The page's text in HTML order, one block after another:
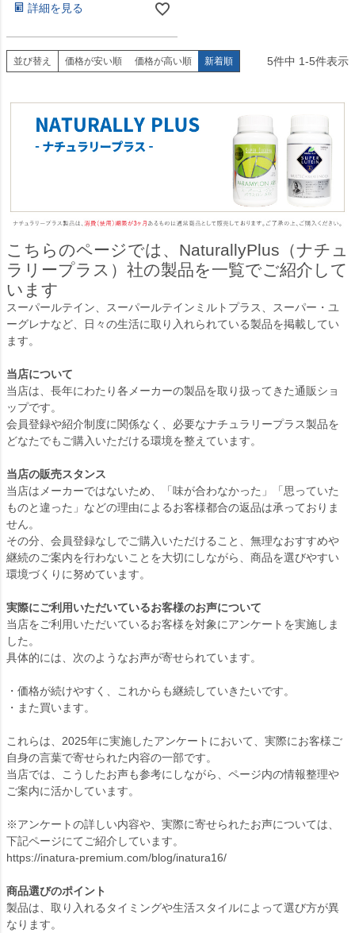
詳細を見る
並び替え 価格が安い順 価格が高い順 新着順 5件中 1-5件表示
こちらのページでは、NaturallyPlus（ナチュ
ラリープラス）社の製品を一覧でご紹介して
います
スーパールテイン、スーパールテインミルトプラス、スーパー・ユ
ーグレナなど、日々の生活に取り入れられている製品を掲載してい
ます。
当店について
当店は、長年にわたり各メーカーの製品を取り扱ってきた通販ショ
ップです。
会員登録や紹介制度に関係なく、必要なナチュラリープラス製品を
どなたでもご購入いただける環境を整えています。
当店の販売スタンス
当店はメーカーではないため、「味が合わなかった」「思っていた
ものと違った」などの理由によるお客様都合の返品は承っておりま
せん。
その分、会員登録なしでご購入いただけること、無理なおすすめや
継続のご案内を行わないことを大切にしながら、商品を選びやすい
環境づくりに努めています。
実際にご利用いただいているお客様のお声について
当店をご利用いただいているお客様を対象にアンケートを実施しま
した。
具体的には、次のようなお声が寄せられています。
・価格が続けやすく、これからも継続していきたいです。
・また買います。
これらは、2025年に実施したアンケートにおいて、実際にお客様ご
自身の言葉で寄せられた内容の一部です。
当店では、こうしたお声も参考にしながら、ページ内の情報整理や
ご案内に活かしています。
※アンケートの詳しい内容や、実際に寄せられたお声については、
下記ページにてご紹介しています。
https://inatura-premium.com/blog/inatura16/
商品選びのポイント
製品は、取り入れるタイミングや生活スタイルによって選び方が異
なります。